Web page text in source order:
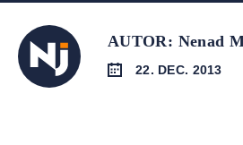
AUTOR: Nenad
22. DEC. 2013